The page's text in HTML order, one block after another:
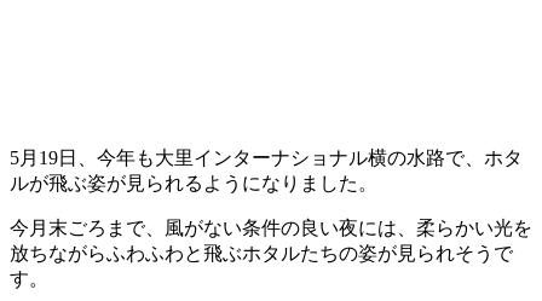
5月 19日、今年も大里インターナショナル横の水路で、ホタ
ルが飛ぶ姿が見られるようになりました。
今月末ごろまで、風がない条件の良い夜には、柔らかい光を
放ちながらふわふわと飛ぶホタルたちの姿が見られそうで
す。